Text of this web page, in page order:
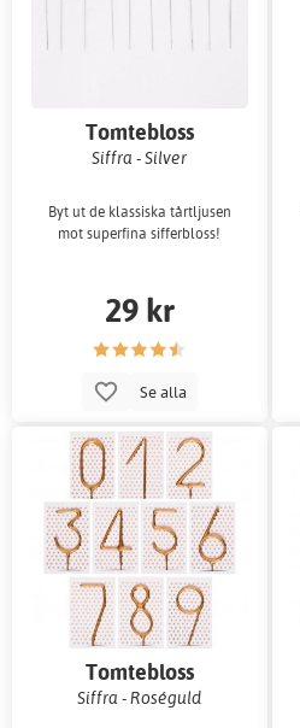
Tomtebloss
Siffra - Silver
Byt ut de klassiska tårtljusen
mot superfina sifferbloss!
29 kr
Se alla
Tomtebloss
Siffra - Roséguld